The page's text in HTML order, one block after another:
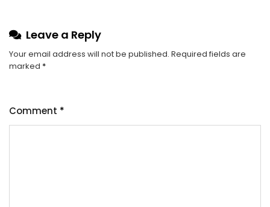
Leave a Reply
Your email address will not be published. Required fields are
marked *
Comment *